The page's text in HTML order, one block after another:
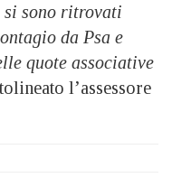
si sono ritrovati
da Psa e
quote associative
l’assessore